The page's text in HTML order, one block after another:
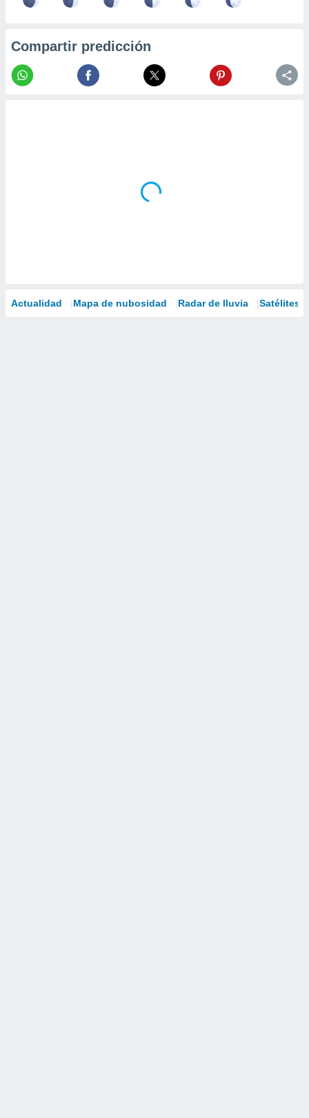
Compartir predicción
Actualidad Mapa de nubosidad Radar de lluvia Satélites